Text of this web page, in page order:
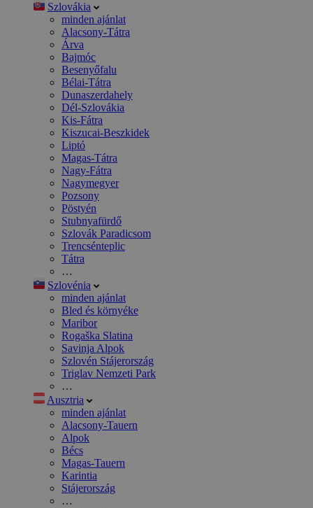
Szlovákia
minden ajánlat
Alacsony-Tátra
Árva
Bajmóc
Besenyőfalu
Bélai-Tátra
Dunaszerdahely
Dél-Szlovákia
Kis-Fátra
Kiszucai-Beszkidek
Liptó
Magas-Tátra
Nagy-Fátra
Nagymegyer
Pozsony
Pöstyén
Stubnyafürdő
Szlovák Paradicsom
Trencsénteplic
Tátra
…
Szlovénia
minden ajánlat
Bled és környéke
Maribor
Rogaška Slatina
Savinja Alpok
Szlovén Stájerország
Triglav Nemzeti Park
…
Ausztria
minden ajánlat
Alacsony-Tauern
Alpok
Bécs
Magas-Tauern
Karintia
Stájerország
…